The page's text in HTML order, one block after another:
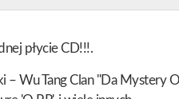
płycie CD!!!.
– Wu Tang Clan "Da